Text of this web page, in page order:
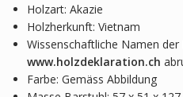
Holzart: Akazie
Holzherkunft: Vietnam
Wissenschaftliche Namen
www.holzdeklaration.ch
Farbe: Gemäss Abbildung